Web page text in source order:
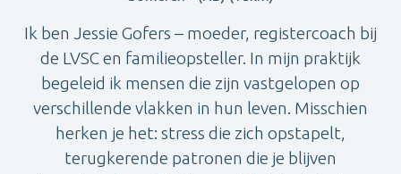
Ik ben Jessie Gofers – moeder, registercoach bij
de LVSC en familieopsteller. In mijn praktijk
begeleid ik mensen die zijn vastgelopen op
verschillende vlakken in hun leven. Misschien
herken je het: stress die zich opstapelt,
terugkerende patronen die je blijven